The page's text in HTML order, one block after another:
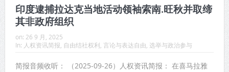
印度逮捕拉达克当地活动领袖索南.旺秋并取缔
其非政府组织
on: 26 9 月, 2025
In: 人权资讯简报 自由结社权利 言论与表达自由 选举与政治参与
简报音频收听： （2025-09-26）人权资讯简报： 在喜马拉雅